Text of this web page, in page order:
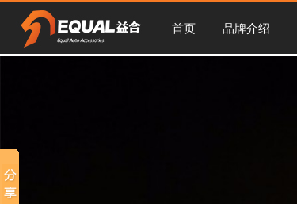
首页 品牌介绍